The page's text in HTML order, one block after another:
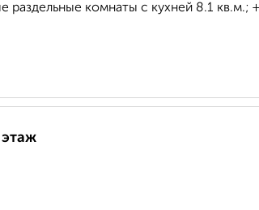
комнаты с кухней 8.1 кв.м.; +